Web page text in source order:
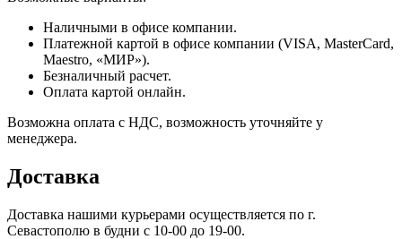
Наличными в офисе компании.
Платежной картой в офисе компании (VISA, MasterCard,
Maestro, «МИР»).
Безналичный расчет.
Оплата картой онлайн.
Возможна оплата с НДС, возможность уточняйте у
менеджера.
Доставка
Доставка нашими курьерами осуществляется по г.
Севастополю в будни с 10-00 до 19-00.